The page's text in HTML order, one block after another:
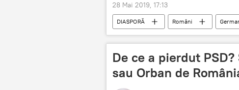
28 Mai 2019, 17:13
DIASPORĂ Români
De ce a pierdut
sau Orban de